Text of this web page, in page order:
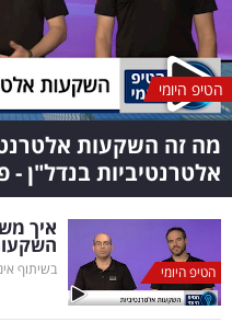
משפט
מדדים
ומחקרים
דעות
רכילות
עסקית
קריפטו
הטיפ היומי
מה זה השקעות
אלטרנטיביות בנדל"ן -
הטיפ היומי
איך
בשיתוף